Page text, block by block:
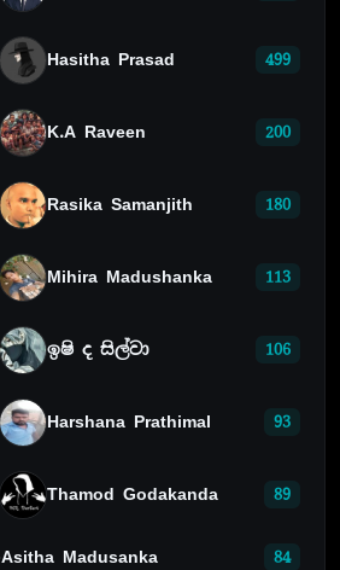
Hasitha Prasad 499
K.A Raveen 200
Rasika Samanjith 180
Mihira Madushanka 113
ඉෂි ද සිල්වා 106
Harshana Prathimal 93
Thamod Godakanda 89
Asitha Madusanka 84